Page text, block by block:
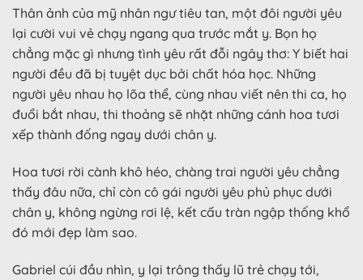
Thân ảnh của mỹ nhân ngư tiêu tan, một đôi người yêu
lại cười vui vẻ chạy ngang qua trước mắt y. Bọn họ
chẳng mặc gì nhưng tình yêu rất đỗi ngây thơ: Y biết hai
người đều đã bị tuyệt dục bởi chất hóa học. Những
người yêu nhau họ lõa thể, cùng nhau viết nên thi ca, họ
đuổi bắt nhau, thi thoảng sẽ nhặt những cánh hoa tươi
xếp thành đống ngay dưới chân y.
Hoa tươi rời cành khô héo, chàng trai người yêu chẳng
thấy đâu nữa, chỉ còn cô gái người yêu phủ phục dưới
chân y, không ngừng rơi lệ, kết cấu tràn ngập thống khổ
đó mới đẹp làm sao.
Gabriel cúi đầu nhìn, y lại trông thấy lũ trẻ chạy tới,